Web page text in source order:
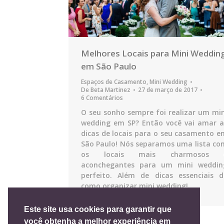
Melhores Locais para Mini
em São Paulo
Espaços de Casamento,Mini Wedding
De Beta Martinez
27 de março de 2017
6 Comentários
O seu sonho sempre foi realizar um
wedding em SP? Então você vai amar
dicas de locais para o seu casamento
São Paulo! Nós separamos uma lista
os locais mais charmosos
aconchegantes para um mini
perfeito. Além de dicas essenciais
como organizar mini wedding!
Este site usa cookies para garantir que
você obtenha a melhor experiência em